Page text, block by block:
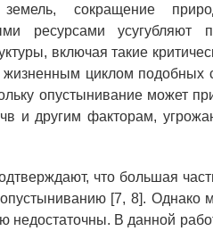
земель, сокращение
ресурсами усугубляют
включая такие
циклом подобных
опустынивание может
и другим факторам,
что большая
[7, 8].
недостаточны. В данной